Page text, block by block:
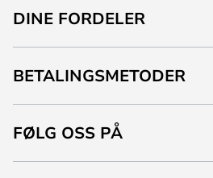
DINE FORDELER
BETALINGSMETODER
FØLG OSS PÅ